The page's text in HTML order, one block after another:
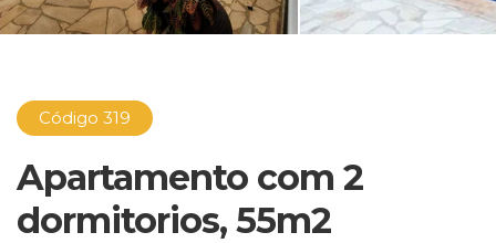
Código 319
Apartamento com 2
dormitorios, 55m2